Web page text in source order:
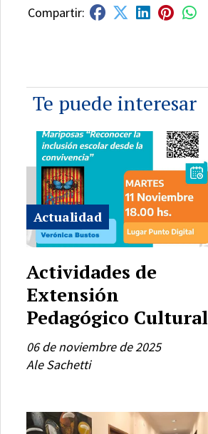
Te puede interesar
Actividades de
Extensión
Pedagógico Cultural
Ale Sachetti
Actualidad
06 de noviembre de 2025